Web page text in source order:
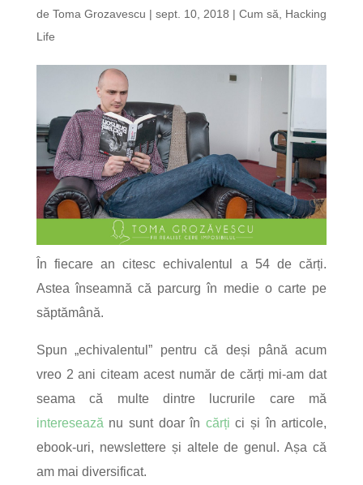
de Toma Grozavescu | sept. 10, 2018 | Cum să
Hacking
Life
În fiecare an citesc echivalentul a 54 de cărți.
Astea înseamnă că parcurg în medie o carte pe
săptămână.
Spun „echivalentul” pentru că deși până acum
vreo 2 ani citeam acest număr de cărți mi-am dat
seama că multe dintre lucrurile care mă
interesează nu sunt doar în cărți ci și în articole,
ebook-uri, newslettere și altele de genul. Așa că
am mai diversificat.